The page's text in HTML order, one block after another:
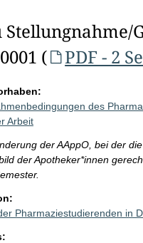
Stellungnahme/
(
PDF - 2
des
Arbeit
der AAppO, bei der
der Apotheker*innen
Pharmaziestudierenden in